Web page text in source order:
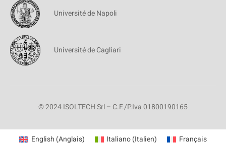
Université de Napoli
Université de Cagliari
© 2024 ISOLTECH Srl – C.F./P.Iva 01800190165
English (Anglais) Italiano(Italien)
Français